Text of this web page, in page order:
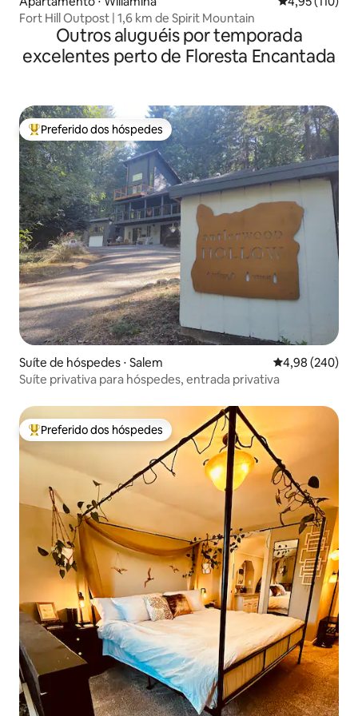
Fort Hill Outpost | 1,6 km de Spirit Mountain
Outros aluguéis por temporada
excelentes perto de Floresta Encantada
Entre os melhores preferidos dos hóspedes
Preferido dos hóspedes
Suíte de hóspedes ⋅ Salem 4,98 de uma
4,98 (240)
Suíte privativa para hóspedes, entrada privativa
Entre os melhores preferidos dos hóspedes
Preferido dos hóspedes